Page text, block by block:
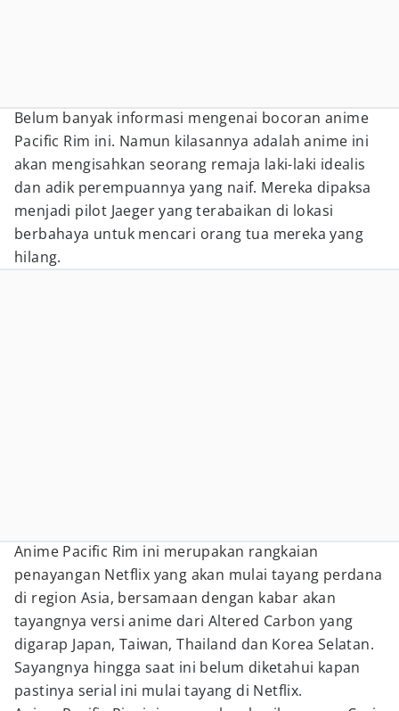
Belum banyak informasi mengenai bocoran anime
Pacific Rim ini. Namun kilasannya adalah anime ini
akan mengisahkan seorang remaja laki-laki idealis
dan adik perempuannya yang naif. Mereka dipaksa
menjadi pilot Jaeger yang terabaikan di lokasi
berbahaya untuk mencari orang tua mereka yang
hilang.
Anime Pacific Rim ini merupakan rangkaian
penayangan Netflix yang akan mulai tayang perdana
di region Asia, bersamaan dengan kabar akan
tayangnya versi anime dari Altered Carbon yang
digarap Japan, Taiwan, Thailand dan Korea Selatan.
Sayangnya hingga saat ini belum diketahui kapan
pastinya serial ini mulai tayang di Netflix.